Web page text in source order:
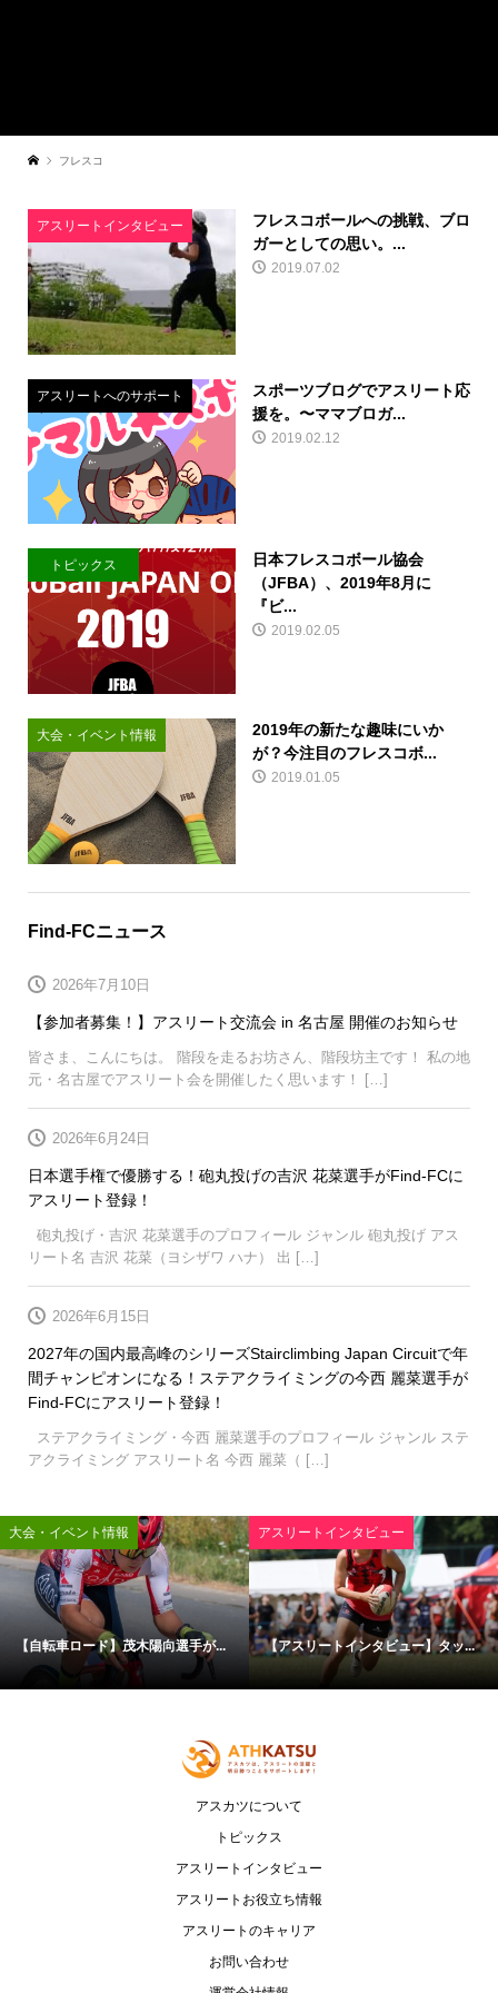
フレスコ
アスリートインタビュー
フレスコボールへの挑戦、ブロ
ガーとしての思い。...
2019.07.02
アスリートへのサポート
スポーツブログでアスリート応
援を。〜ママブロガ...
2019.02.12
トピックス
日本フレスコボール協会
（JFBA）、2019年8月に
『ビ...
2019.02.05
大会・イベント情報
2019年の新たな趣味にいか
が？今注目のフレスコボ...
2019.01.05
Find-FCニュース
【参加者募集！】アスリート交流会 in 名古屋 開催のお知らせ
2026年7月10日
皆さま、こんにちは。 階段を走るお坊さん、階段坊主です！ 私の地
元・名古屋でアスリート会を開催したく思います！ […]
日本選手権で優勝する！砲丸投げの吉沢 花菜選手がFind-FCに
アスリート登録！
2026年6月24日
砲丸投げ・吉沢 花菜選手のプロフィール ジャンル 砲丸投げ アス
リート名 吉沢 花菜（ヨシザワ ハナ） 出 […]
2027年の国内最高峰のシリーズStairclimbing Japan Circuitで年
間チャンピオンになる！ステアクライミングの今西 麗菜選手が
Find-FCにアスリート登録！
2026年6月15日
ステアクライミング・今西 麗菜選手のプロフィール ジャンル ステ
アクライミング アスリート名 今西 麗菜（ […]
大会・イベント情報
【自転車ロード】茂木陽向選手が...
アスリートインタビュー
【アスリートインタビュー】タッ...
アスカツについて
トピックス
アスリートインタビュー
アスリートお役立ち情報
アスリートのキャリア
お問い合わせ